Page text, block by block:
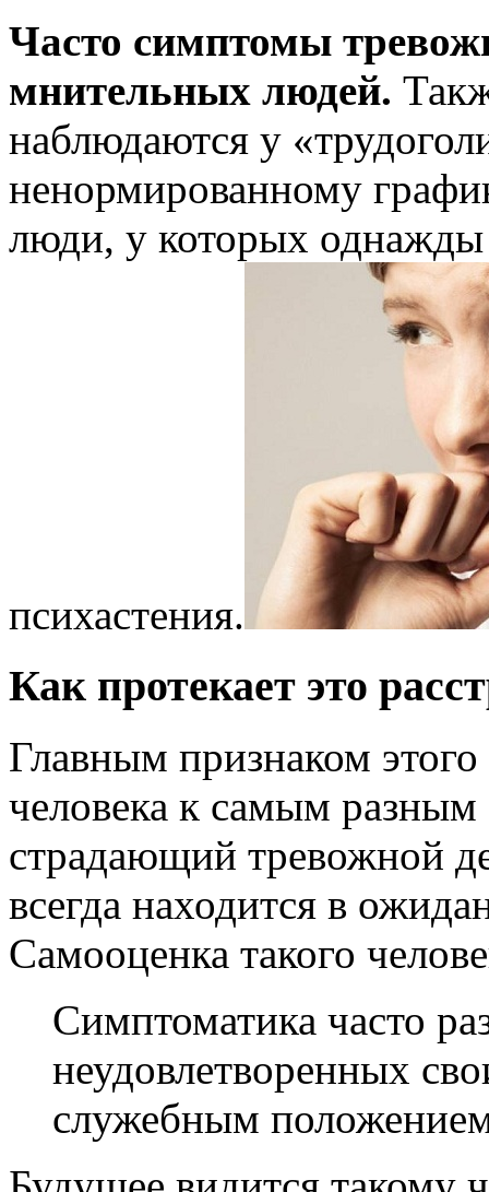
Часто симптомы
мнительных людей.
наблюдаются у
ненормированному
люди, у которых однажды
психастения.
Как протекает это
Главным признаком этого
человека к самым
страдающий тревожной
всегда находится в
Самооценка такого
Симптоматика часто
неудовлетворенных
служебным